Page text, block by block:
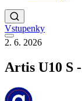
Vstupenky
2. 6. 2026
Artis U10 S